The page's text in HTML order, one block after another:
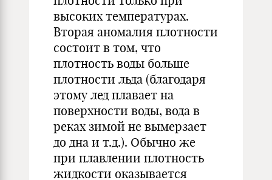
высоких температурах.
Вторая аномалия плотности
состоит в том, что
плотность воды больше
плотности льда (благодаря
этому лед плавает на
поверхности воды, вода в
реках зимой не вымерзает
до дна и т.д.). Обычно же
при плавлении плотность
жидкости оказывается